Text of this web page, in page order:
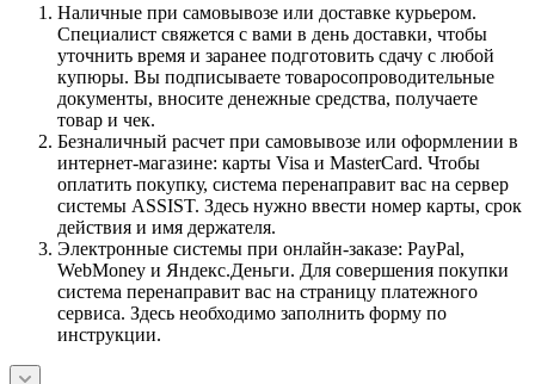
Наличные при самовывозе или доставке курьером.
Специалист свяжется с вами в день доставки, чтобы
уточнить время и заранее подготовить сдачу с любой
купюры. Вы подписываете товаросопроводительные
документы, вносите денежные средства, получаете
товар и чек.
Безналичный расчет при самовывозе или оформлении в
интернет-магазине: карты Visa и MasterCard. Чтобы
оплатить покупку, система перенаправит вас на сервер
системы ASSIST. Здесь нужно ввести номер карты, срок
действия и имя держателя.
Электронные системы при онлайн-заказе: PayPal,
WebMoney и Яндекс.Деньги. Для совершения покупки
система перенаправит вас на страницу платежного
сервиса. Здесь необходимо заполнить форму по
инструкции.